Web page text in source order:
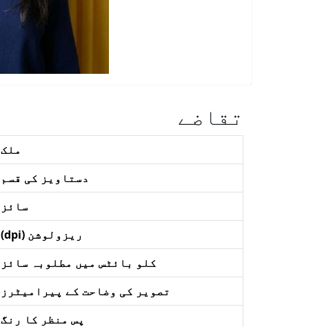
تقاضے
ملک
دستاویز کی قسم
سائز
ریزولوشن (dpi)
کلو بائٹس میں مطلوبہ سائز
تصویر کی وضاحت کے پیرامیٹرز
پس منظر کا رنگ